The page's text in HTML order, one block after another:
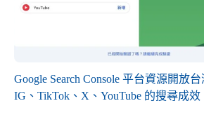
Google Search Console 平台資源開放
IG、TikTok、X、YouTube 的搜尋成效